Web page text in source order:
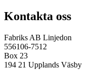
Kontakta oss
Fabriks AB Linjedon
556106-7512
Box 23
194 21 Upplands Väsby